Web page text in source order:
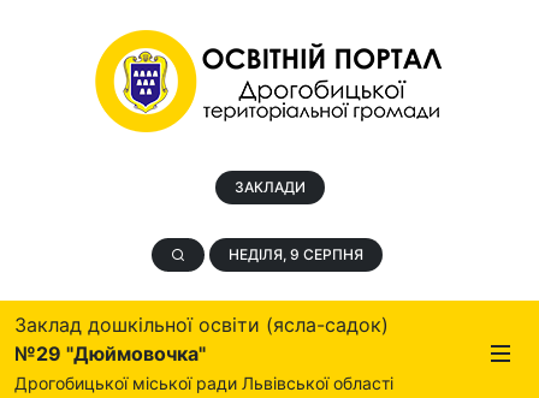
ЗАКЛАДИ
НЕДІЛЯ, 9 СЕРПНЯ
Заклад дошкільної освіти (ясла-садок)
№29 "Дюймовочка"
Дрогобицької міської ради Львівської області